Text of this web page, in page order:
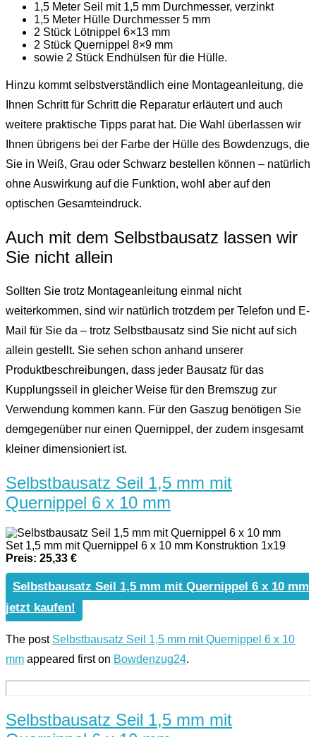
1,5 Meter Seil mit 1,5 mm Durchmesser, verzinkt
1,5 Meter Hülle Durchmesser 5 mm
2 Stück Lötnippel 6×13 mm
2 Stück Quernippel 8×9 mm
sowie 2 Stück Endhülsen für die Hülle.
Hinzu kommt selbstverständlich eine Montageanleitung, die
Ihnen Schritt für Schritt die Reparatur erläutert und auch
weitere praktische Tipps parat hat. Die Wahl überlassen wir
Ihnen übrigens bei der Farbe der Hülle des Bowdenzugs, die
Sie in Weiß, Grau oder Schwarz bestellen können – natürlich
ohne Auswirkung auf die Funktion, wohl aber auf den
optischen Gesamteindruck.
Auch mit dem Selbstbausatz lassen wir
Sie nicht allein
Sollten Sie trotz Montageanleitung einmal nicht
weiterkommen, sind wir natürlich trotzdem per Telefon und E-
Mail für Sie da – trotz Selbstbausatz sind Sie nicht auf sich
allein gestellt. Sie sehen schon anhand unserer
Produktbeschreibungen, dass jeder Bausatz für das
Kupplungsseil in gleicher Weise für den Bremszug zur
Verwendung kommen kann. Für den Gaszug benötigen Sie
demgegenüber nur einen Quernippel, der zudem insgesamt
kleiner dimensioniert ist.
Selbstbausatz Seil 1,5 mm mit
Quernippel 6 x 10 mm
Set 1,5 mm mit Quernippel 6 x 10 mm Konstruktion 1x19
Preis: 25,33 €
Selbstbausatz Seil 1,5 mm mit Quernippel 6 x 10 mm
jetzt kaufen!
The post Selbstbausatz Seil 1,5 mm mit Quernippel 6 x 10
mm appeared first on Bowdenzug24.
Selbstbausatz Seil 1,5 mm mit